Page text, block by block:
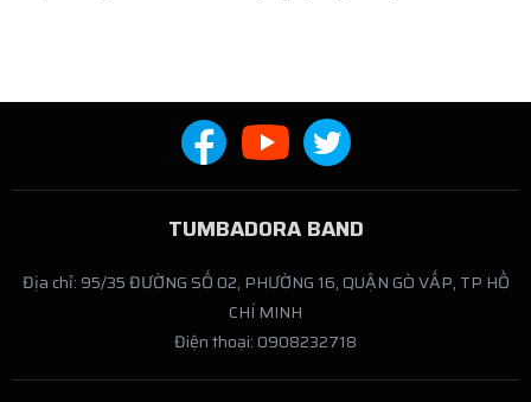
TUMBADORA BAND
Địa chỉ: 95/35 ĐƯỜNG SỐ 02, PHƯỜNG 16, QUẬN GÒ VẤP, TP HỒ
CHÍ MINH
Điện thoại: 0908232718